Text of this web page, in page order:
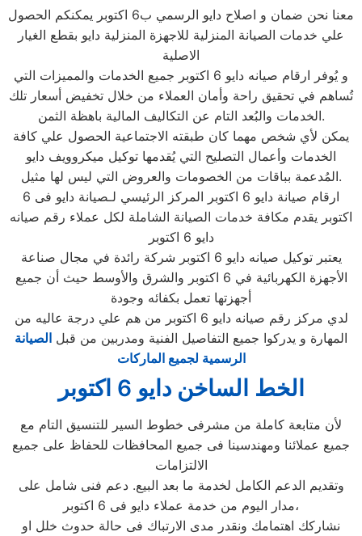
معنا نحن ضمان و اصلاح دايو الرسمي ب6 اكتوبر يمكنكم الحصول
علي خدمات الصيانة المنزلية للاجهزة المنزلية دايو بقطع الغيار
الاصلية
و يُوفر ارقام صيانه دايو 6 اكتوبر جميع الخدمات والمميزات التي
تُساهم في تحقيق راحة وأمان العملاء من خلال تخفيض أسعار تلك
الخدمات والبُعد التام عن التكاليف المالية باهظة الثمن.
يمكن لأي شخص مهما كان طبقته الاجتماعية الحصول علي كافة
الخدمات وأعمال التصليح التي يُقدمها توكيل ميكروويف دايو
المُدعمة بباقات من الخصومات والعروض التي ليس لها مثيل.
ارقام صيانة دايو 6 اكتوبر المركز الرئيسي لـصيانة دايو فى 6
اكتوبر يقدم مكافة خدمات الصيانة الشاملة لكل عملاء رقم صيانه
دايو 6 اكتوبر
يعتبر توكيل صيانه دايو 6 اكتوبر شركة رائدة في مجال صناعة
الأجهزة الكهربائية في 6 اكتوبر والشرق والأوسط حيث أن جميع
أجهزتها تعمل بكفائه وجودة
لدي مركز رقم صيانه دايو 6 اكتوبر من هم علي درجة عاليه من
المهارة و يدركوا جميع التفاصيل الفنية ومدربين من قبل الصيانة
الرسمية لجميع الماركات
الخط الساخن دايو 6 اكتوبر
لأن متابعة كاملة من مشرفى خطوط السير للتنسيق التام مع
جميع عملائنا ومهندسينا فى جميع المحافظات للحفاظ على جميع
الالتزامات
وتقديم الدعم الكامل لخدمة ما بعد البيع. دعم فنى شامل على
مدار اليوم من خدمة عملاء دايو فى 6 اكتوبر،
نشاركك اهتمامك ونقدر مدى الارتباك فى حالة حدوث خلل او